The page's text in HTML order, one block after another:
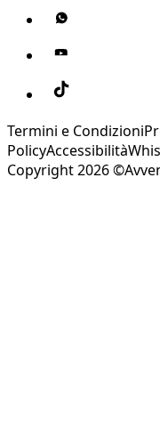
Termini e Condizioni
PolicyAccessibilità
Copyright 2026